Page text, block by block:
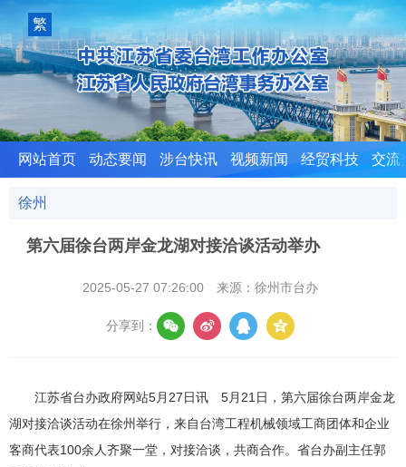
繁
體
版
网站首页 动态要闻 涉台快讯 视频新闻 经贸科技 交流
徐州
第六届徐台两岸金龙湖对接洽谈活动举办
2025-05-27 07:26:00 来源：徐州市台办
分享到：
江苏省台办政府网站5月27日讯 5月21日，第六届徐台两岸金龙
湖对接洽谈活动在徐州举行，来自台湾工程机械领域工商团体和企业
客商代表100余人齐聚一堂，对接洽谈，共商合作。省台办副主任郭